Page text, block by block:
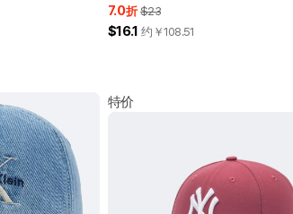
7.0折 $23
$16.1 约￥108.51
特价